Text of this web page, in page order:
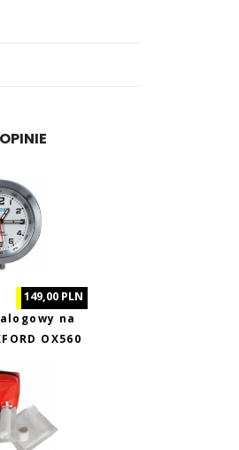
149,00 PLN
na
OX560